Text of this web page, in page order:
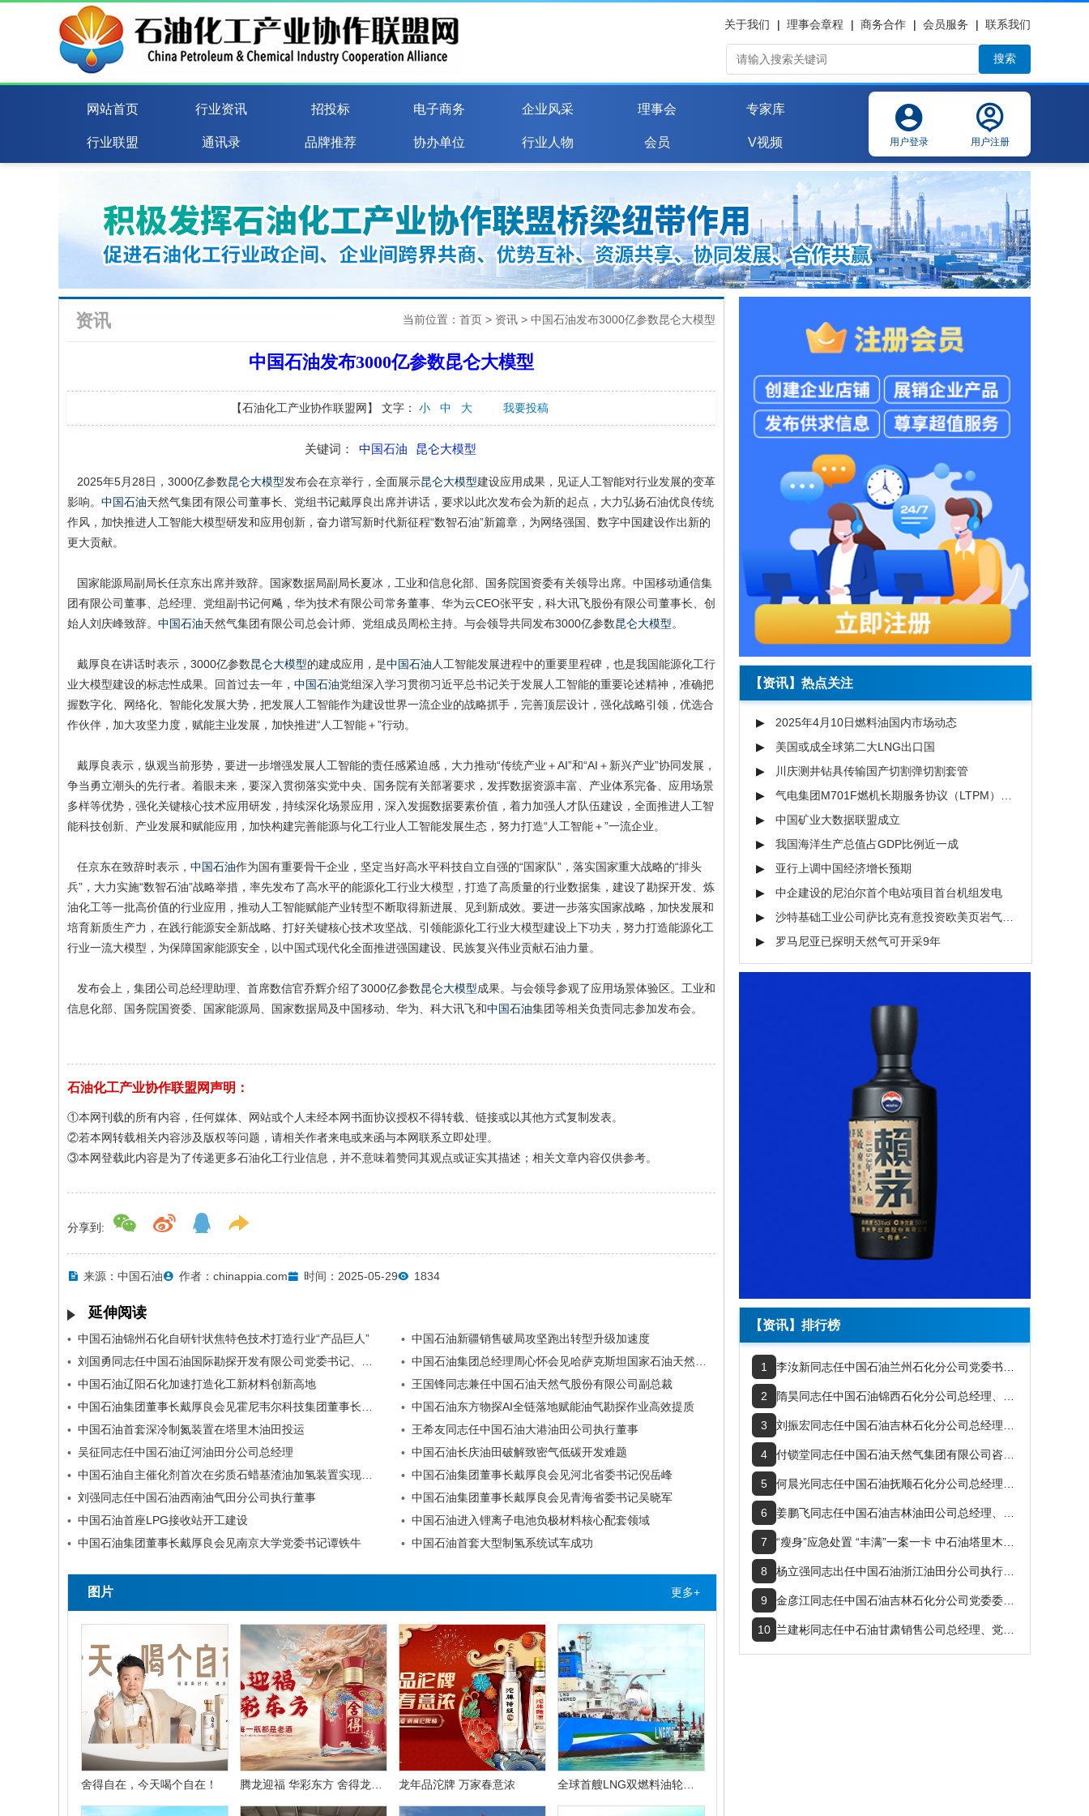
关于我们 | 理事会章程 | 商务合作 | 会员服务 | 联系我们
搜索
网站首页 行业资讯 招投标 电子商务 企业风采 理事会 专家库
行业联盟 通讯录 品牌推荐 协办单位 行业人物 会员 V视频 用户登录 用户注册
资讯 当前位置： 首页 > 资讯 > 中国石油发布3000亿参数昆仑大模型
中国石油发布3000亿参数昆仑大模型
【石油化工产业协作联盟网】 文字： 小 中 大 我要投稿
关键词： 中国石油 昆仑大模型
2025年5月28日，3000亿参数昆仑大模型发布会在京举行，全面展示昆仑大模型建设应用成果，见证人工智能对行业发展的变革
影响。 中国石油天然气集团有限公司董事长、党组书记戴厚良出席并讲话，要求以此次发布会为新的起点，大力弘扬石油优良传统
作风，加快推进人工智能大模型研发和应用创新，奋力谱写新时代新征程“数智石油”新篇章，为网络强国、数字中国建设作出新的
更大贡献。
国家能源局副局长任京东出席并致辞。国家数据局副局长夏冰，工业和信息化部、国务院国资委有关领导出席。中国移动通信集
团有限公司董事、总经理、党组副书记何飚，华为技术有限公司常务董事、华为云CEO张平安，科大讯飞股份有限公司董事长、创
始人刘庆峰致辞。 中国石油天然气集团有限公司总会计师、党组成员周松主持。与会领导共同发布3000亿参数昆仑大模型。
戴厚良在讲话时表示，3000亿参数昆仑大模型的建成应用，是中国石油 人工智能发展进程中的重要里程碑，也是我国能源化工行
业大模型建设的标志性成果。回首过去一年， 中国石油党组深入学习贯彻习近平总书记关于发展人工智能的重要论述精神，准确把
握数字化、网络化、智能化发展大势，把发展人工智能作为建设世界一流企业的战略抓手，完善顶层设计，强化战略引领，优选合
作伙伴，加大攻坚力度，赋能主业发展，加快推进“人工智能＋”行动。
戴厚良表示，纵观当前形势，要进一步增强发展人工智能的责任感紧迫感，大力推动“传统产业＋AI”和“AI＋新兴产业”协同发展，
争当勇立潮头的先行者。着眼未来，要深入贯彻落实党中央、国务院有关部署要求，发挥数据资源丰富、产业体系完备、应用场景
多样等优势，强化关键核心技术应用研发，持续深化场景应用，深入发掘数据要素价值，着力加强人才队伍建设，全面推进人工智
能科技创新、产业发展和赋能应用，加快构建完善能源与化工行业人工智能发展生态，努力打造“人工智能＋”一流企业。
任京东在致辞时表示， 中国石油作为国有重要骨干企业，坚定当好高水平科技自立自强的“国家队”，落实国家重大战略的“排头
兵”，大力实施“数智石油”战略举措，率先发布了高水平的能源化工行业大模型，打造了高质量的行业数据集，建设了勘探开发、炼
油化工等一批高价值的行业应用，推动人工智能赋能产业转型不断取得新进展、见到新成效。要进一步落实国家战略，加快发展和
培育新质生产力，在践行能源安全新战略、打好关键核心技术攻坚战、引领能源化工行业大模型建设上下功夫，努力打造能源化工
行业一流大模型，为保障国家能源安全，以中国式现代化全面推进强国建设、民族复兴伟业贡献石油力量。
发布会上，集团公司总经理助理、首席数信官乔辉介绍了3000亿参数昆仑大模型成果。与会领导参观了应用场景体验区。工业和
信息化部、国务院国资委、国家能源局、国家数据局及中国移动、华为、科大讯飞和中国石油集团等相关负责同志参加发布会。
石油化工产业协作联盟网声明：
①本网刊载的所有内容，任何媒体、网站或个人未经本网书面协议授权不得转载、链接或以其他方式复制发表。
②若本网转载相关内容涉及版权等问题，请相关作者来电或来函与本网联系立即处理。
③本网登载此内容是为了传递更多石油化工行业信息，并不意味着赞同其观点或证实其描述；相关文章内容仅供参考。
分享到:
来源：中国石油 作者：chinappia.com 时间：2025-05-29 1834
延伸阅读
• 中国石油锦州石化自研针状焦特色技术打造行业“产品巨人” • 中国石油新疆销售破局攻坚跑出转型升级加速度
•
•
• 中国石油辽阳石化加速打造化工新材料创新高地 • 王国锋同志兼任中国石油天然气股份有限公司副总裁
•
• 中国石油东方物探AI全链落地赋能油气勘探作业高效提质
• 中国石油首套深冷制氮装置在塔里木油田投运 • 王希友同志任中国石油大港油田公司执行董事
• 吴征同志任中国石油辽河油田分公司总经理 • 中国石油长庆油田破解致密气低碳开发难题
•
• 中国石油集团董事长戴厚良会见河北省委书记倪岳峰
• 刘强同志任中国石油西南油气田分公司执行董事 • 中国石油集团董事长戴厚良会见青海省委书记吴晓军
• 中国石油首座LPG接收站开工建设 • 中国石油进入锂离子电池负极材料核心配套领域
• 中国石油集团董事长戴厚良会见南京大学党委书记谭铁牛 • 中国石油首套大型制氢系统试车成功
图片 更多+
舍得自在，今天喝个自在！ 龙年品沱牌 万家春意浓
【资讯】热点关注
2025年4月10日燃料油国内市场动态
美国或成全球第二大LNG出口国
川庆测井钻具传输国产切割弹切割套管
中国矿业大数据联盟成立
我国海洋生产总值占GDP比例近一成
亚行上调中国经济增长预期
中企建设的尼泊尔首个电站项目首台机组发电
罗马尼亚已探明天然气可开采9年
【资讯】排行榜
1
2
3
4
5
6
7
8
9
10